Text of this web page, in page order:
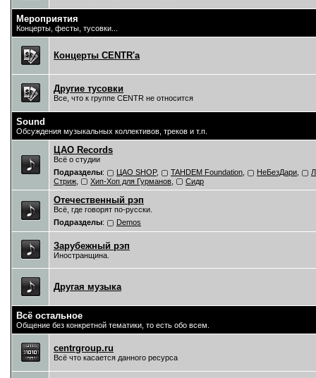
Мероприятия
Концерты, фесты, тусовки...
Концерты CENTR'a
Другие тусовки
Все, что к группе CENTR не относится
Sound
Обсуждения музыкальных коллективов, треков и т.п.
ЦAO Records
Всё о студии
Подразделы: ЦАО SHOP, TAHDEM Foundation НеБезДари
Стриж
Хип-Хоп для Гурманов Сидр
Отечественный рэп
Всё, где говорят по-русски.
Подразделы: Demos
Зарубежный рэп
Иностранщина.
Другая музыка
Всё остальное
Общение без конкретной тематики, то есть обо всем.
centrgroup.ru
Всё что касается данного ресурса